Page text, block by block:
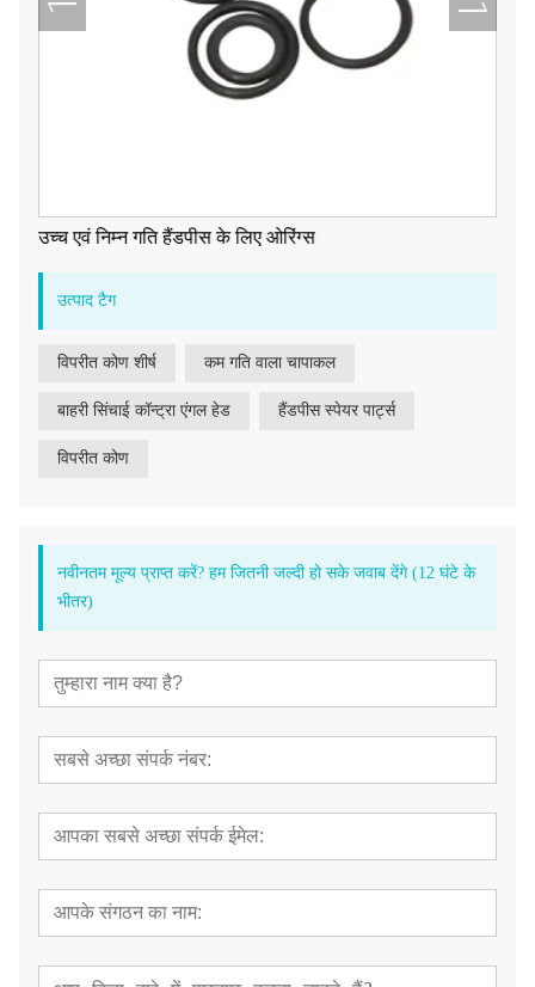
उच्च एवं निम्न गति हैंडपीस के लिए ओरिंग्स
उत्पाद टैग
विपरीत कोण शीर्ष कम गति वाला चापाकल
बाहरी सिंचाई कॉन्ट्रा एंगल हेड हैंडपीस स्पेयर पार्ट्स
विपरीत कोण
नवीनतम मूल्य प्राप्त करें? हम जितनी जल्दी हो सके जवाब देंगे (12 घंटे के
भीतर)